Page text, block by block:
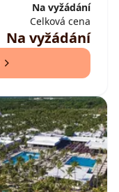
Na vyžádání
Celková cena
Na vyžádání